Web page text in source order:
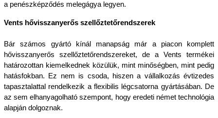
a penészképződés melegágya legyen.
Vents hővisszanyerős szellőztetőrendszerek
Bár számos gyártó kínál manapság már a piacon komplett
hővisszanyerős szellőztetőrendszereket, de a Vents termékei
határozottan kiemelkednek közülük, mint minőségben, mint pedig
hatásfokban. Ez nem is csoda, hiszen a vállalkozás évtizedes
tapasztalattal rendelkezik a flexibilis légcsatorna gyártásában. De
az sem elhanyagolható szempont, hogy eredeti német technológia
alapján dolgoznak.